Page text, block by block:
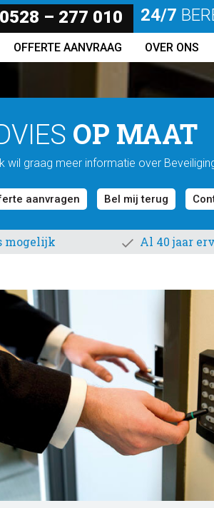
0528 – 277 010 24/7
OFFERTE AANVRAAG OVER ONS
OP MAAT
wil graag meer informatie over
aanvragen Bel mij terug
mogelijk Al 40 jaar